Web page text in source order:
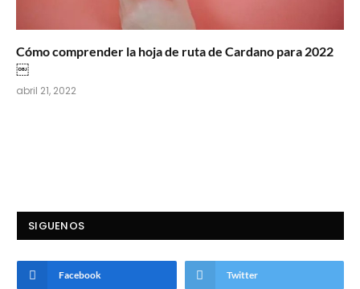
Cómo comprender la hoja de ruta de Cardano para 2022
￼
abril 21, 2022
SIGUENOS
Facebook Twitter